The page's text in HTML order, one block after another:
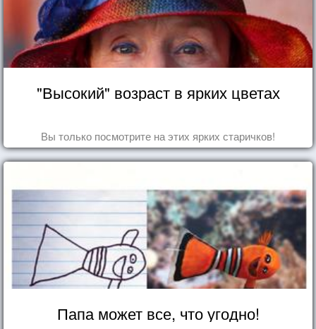
"Высокий" возраст в ярких цветах
Вы только посмотрите на этих ярких старичков!
Папа может все, что угодно!